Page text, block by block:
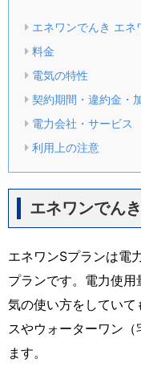
エネワンでんき エネ
料金
電気の特性
契約期間・違約金・
電力会社・サービス
利用上の注意
エネワンでん
エネワンSプランは電
プランです。電力使
気の使い方をしてい
スやウォーターワン
ます。